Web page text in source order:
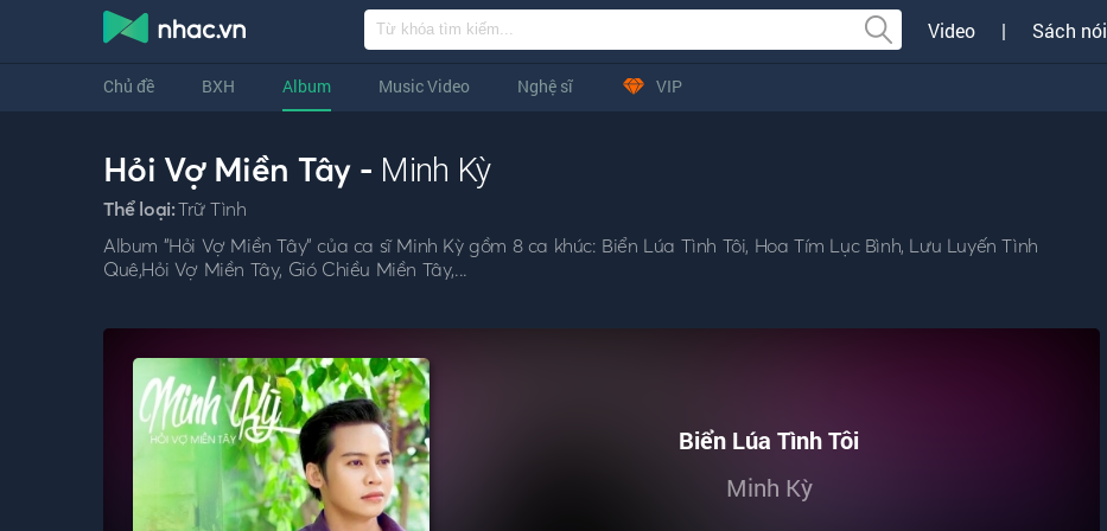
Video | Sách nói
Chủ đề BXH Album Music Video Nghệ sĩ VIP
Hỏi Vợ Miền Tây - Minh Kỳ
Thể loại:Trữ Tình
Album "Hỏi Vợ Miền Tây" của ca sĩ Minh Kỳ gồm 8 ca khúc: Biển Lúa Tình Tôi, Hoa Tím Lục Bình, Lưu Luyến Tình
Quê,Hỏi Vợ Miền Tây, Gió Chiều Miền Tây,...
Biển Lúa Tình Tôi
Minh Kỳ